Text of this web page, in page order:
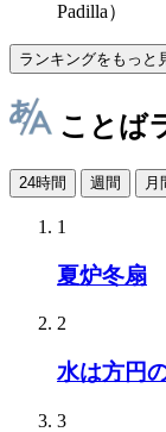
Padilla）
ランキングをもっと
ことば
24時間 週間 月
1
夏炉冬扇
2
水は方円
3